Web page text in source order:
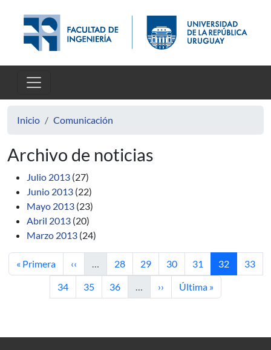
Inicio Comunicación
Archivo de noticias
Julio 2013 (27)
Junio 2013 (22)
Mayo 2013 (23)
Abril 2013 (20)
Marzo 2013 (24)
Primera página
« Primera Página anterior
‹‹ … Página
28 Página
29 Página
30 Página
31 Página
32
33
Página
34 Página
35 Página
36 … Siguiente página
›› Última página
Última »